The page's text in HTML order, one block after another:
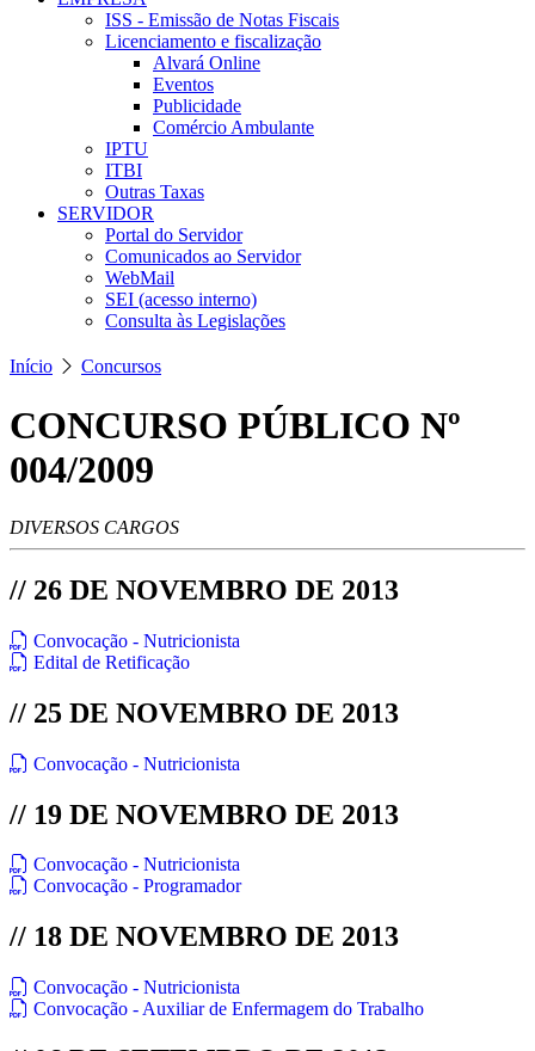
ISS - Emissão de Notas Fiscais
Licenciamento e fiscalização
Alvará Online
Eventos
Publicidade
Comércio Ambulante
IPTU
ITBI
Outras Taxas
SERVIDOR
Portal do Servidor
Comunicados ao Servidor
WebMail
SEI (acesso interno)
Consulta às Legislações
Início Concursos
CONCURSO PÚBLICO Nº
004/2009
DIVERSOS CARGOS
// 26 DE NOVEMBRO DE 2013
Convocação - Nutricionista
Edital de Retificação
// 25 DE NOVEMBRO DE 2013
Convocação - Nutricionista
// 19 DE NOVEMBRO DE 2013
Convocação - Nutricionista
Convocação - Programador
// 18 DE NOVEMBRO DE 2013
Convocação - Nutricionista
Convocação - Auxiliar de Enfermagem do Trabalho